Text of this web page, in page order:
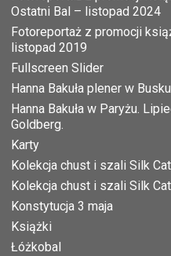
Ostatni Bal – listopad 2024
Fotoreportaż z promocji
listopad 2019
Fullscreen Slider
Hanna Bakuła plener w
Hanna Bakuła w Paryżu.
Goldberg.
Karty
Kolekcja chust i szali Silk
Kolekcja chust i szali Silk
Konstytucja 3 maja
Książki
Łóżkobal